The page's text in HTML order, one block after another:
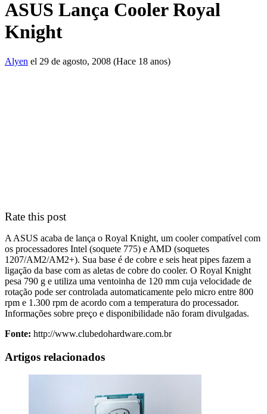
ASUS Lança Cooler Royal
Knight
Alyen el 29 de agosto, 2008 (Hace 18 anos)
Rate this post
A ASUS acaba de lança o Royal Knight, um cooler compatível com
os processadores Intel (soquete 775) e AMD (soquetes
1207/AM2/AM2+). Sua base é de cobre e seis heat pipes fazem a
ligação da base com as aletas de cobre do cooler. O Royal Knight
pesa 790 g e utiliza uma ventoinha de 120 mm cuja velocidade de
rotação pode ser controlada automaticamente pelo micro entre 800
rpm e 1.300 rpm de acordo com a temperatura do processador.
Informações sobre preço e disponibilidade não foram divulgadas.
Fonte: http://www.clubedohardware.com.br
Artigos relacionados